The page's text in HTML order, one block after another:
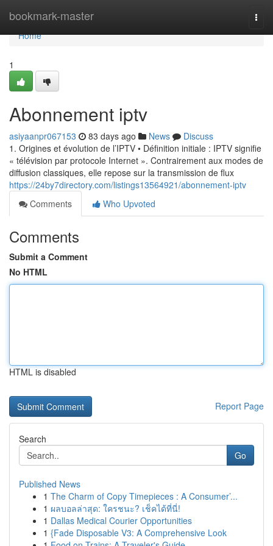
bookmark-master
Home
Home
1
Abonnement iptv
asiyaanpr067153 83 days ago News
Discuss
1. Origines et évolution de l’IPTV • Définition initiale : IPTV signifie
« télévision par protocole Internet ». Contrairement aux modes de
diffusion classiques, elle repose sur la transmission de flux
https://24by7directory.com/listings13564921/abonnement-iptv
Comments
Who Upvoted
Comments
Submit a Comment
No HTML
HTML is disabled
Report Page
Search
Go
Published News
1 The Charm of Copy Timepieces : A Consumer’...
1 ผลบอลล่าสุด: ใครชนะ? เช็คได้ที่นี่!
1 Dallas Medical Courier Opportunities
1 {Fade Disposable V3: A Comprehensive Look